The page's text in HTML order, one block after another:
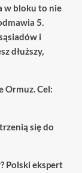
w bloku to nie
5.
i
dłuższy,
Ormuz. Cel:
się do
Polski ekspert